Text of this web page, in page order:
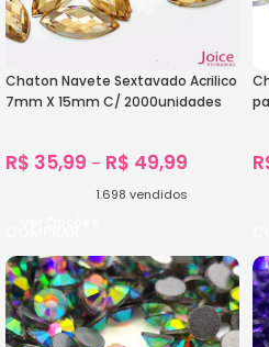
Chaton Navete Sextavado Acrilico
7mm X 15mm C/ 2000unidades
R$ 35,99 – R$ 49,99
1.698 vendidos